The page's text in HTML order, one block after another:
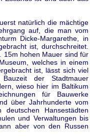
natürlich die mächtige
auf, die man vom
Dicke-Margarethe, in
ist, durchschreitet.
15m hohen Mauer sind für
welches in einem
ist, lässt sich viel
der Stadtmauer
wieso hier im Baltikum
für Bauwerke
über Jahrhunderte vom
Hansestädten
und Verwaltungen bis
aber von den Russen